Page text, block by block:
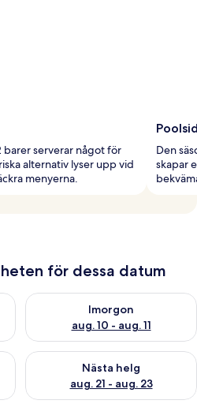
barer serverar något för
alternativ lyser upp vid
menyerna.
Den
skapar
för dessa datum
ikväll aug. 9 - aug. 10
Imorgon
aug. 10 - aug. 11
Kontrollera tillgängligheten
den här helgen aug. 14 - aug.
Nästa helg
aug. 21 - aug. 23
Kontrollera tillgängligheten